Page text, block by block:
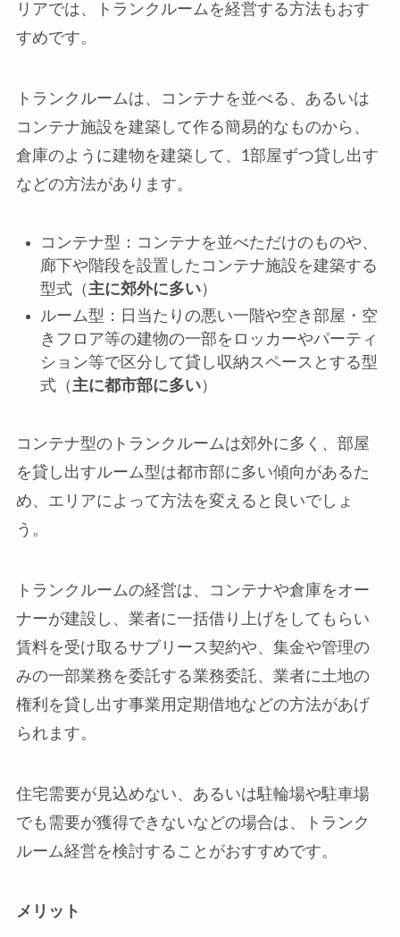
リアでは、トランクルームを経営する方法もおす
すめです。
トランクルームは、コンテナを並べる、あるいは
コンテナ施設を建築して作る簡易的なものから、
倉庫のように建物を建築して、1部屋ずつ貸し出す
などの方法があります。
コンテナ型：コンテナを並べただけのものや、
廊下や階段を設置したコンテナ施設を建築する
型式（ 主に郊外に多い）
ルーム型：日当たりの悪い一階や空き部屋・空
きフロア等の建物の一部をロッカーやパーティ
ション等で区分して貸し収納スペースとする型
式（ 主に都市部に多い）
コンテナ型のトランクルームは郊外に多く、部屋
を貸し出すルーム型は都市部に多い傾向があるた
め、エリアによって方法を変えると良いでしょ
う。
トランクルームの経営は、コンテナや倉庫をオー
ナーが建設し、業者に一括借り上げをしてもらい
賃料を受け取るサブリース契約や、集金や管理の
みの一部業務を委託する業務委託、業者に土地の
権利を貸し出す事業用定期借地などの方法があげ
られます。
住宅需要が見込めない、あるいは駐輪場や駐車場
でも需要が獲得できないなどの場合は、トランク
ルーム経営を検討することがおすすめです。
メリット